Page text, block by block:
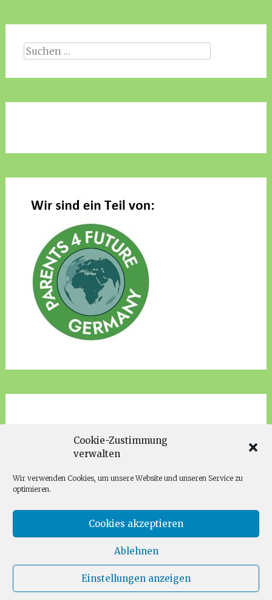
Cookie-Zustimmung
verwalten
Wir verwenden Cookies, um unsere Website und unseren Service zu
optimieren.
Cookies akzeptieren
Ablehnen
Einstellungen anzeigen
Suche
Copyright © 2026Families for Future Fürth. Alle Rechte
vorbehalten. Theme:Radiatevon ThemeGrill. Präsentiert von
WordPress.